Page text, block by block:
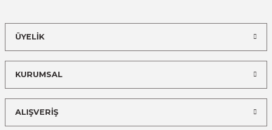
ÜYELİK
KURUMSAL
ALIŞVERİŞ